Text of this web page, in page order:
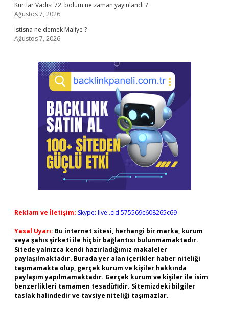
Kurtlar Vadisi 72. bölüm ne zaman yayınlandı ?
Ağustos 7, 2026
Istisna ne demek Maliye ?
Ağustos 7, 2026
Reklam ve İletişim: Skype: live:.cid.575569c608265c69
Yasal Uyarı: Bu internet sitesi, herhangi bir marka, kurum
veya şahıs şirketi ile hiçbir bağlantısı bulunmamaktadır.
Sitede yalnızca kendi hazırladığımız makaleler
paylaşılmaktadır. Burada yer alan içerikler haber niteliği
taşımamakta olup, gerçek kurum ve kişiler hakkında
paylaşım yapılmamaktadır. Gerçek kurum ve kişiler ile isim
benzerlikleri tamamen tesadüfidir. Sitemizdeki bilgiler
taslak halindedir ve tavsiye niteliği taşımazlar.